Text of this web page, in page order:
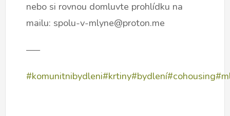
nebo si rovnou domluvte prohlídku na
mailu: spolu-v-mlyne@proton.me
—–
#komunitnibydleni#krtiny#bydlení#cohousing